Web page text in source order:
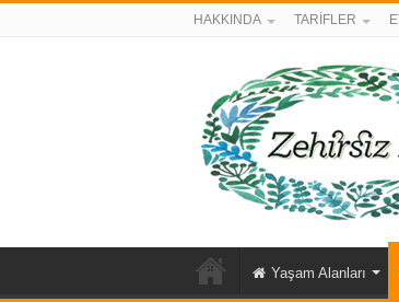
HAKKINDA TARİFLER
Yaşam Alanları